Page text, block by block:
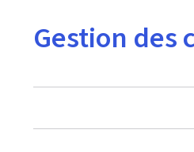
Gestion des